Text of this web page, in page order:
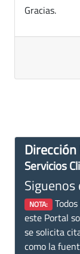
Gracias.
Servicios
Siguenos
NOTA:
este Portal
se solicita
como la